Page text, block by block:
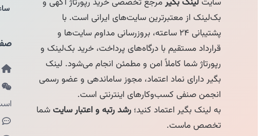
بک‌لینک از معتبرترین سایت‌های ایرانی است. با
پشتیبانی ۲۴ ساعته، بروزرسانی مداوم سایت‌ها و
قرارداد مستقیم با درگاه‌های پرداخت، خرید بک‌لینک و
رپورتاژ شما کاملاً امن و مطمئن انجام می‌شود. لینک
بگیر دارای نماد اعتماد، مجوز ساماندهی و عضو رسمی
انجمن صنفی کسب‌وکارهای اینترنتی است.
به لینک بگیر اعتماد کنید؛رشد رتبه و اعتبار سایتشما
تخصص ماست.
است